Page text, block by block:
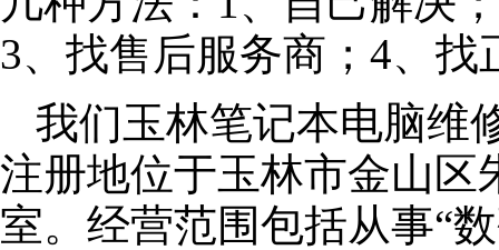
3、找售后服务商；4、找
我们玉林笔记本电脑维
注册地位于玉林市金山区
室。经营范围包括从事“